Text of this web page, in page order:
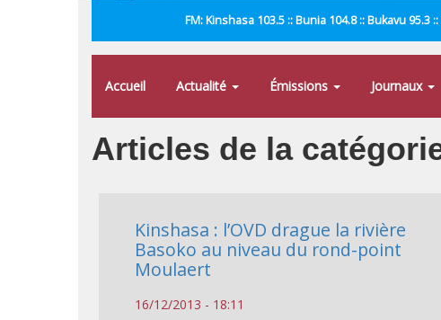
FM: Kinshasa 103.5 :: Bunia 104.8 :: Bukavu 95.3
Accueil Actualité Émissions Journaux
Articles de la
Kinshasa : l’OVD drague la rivière
Basoko au niveau du rond-point
Moulaert
16/12/2013 - 18:11